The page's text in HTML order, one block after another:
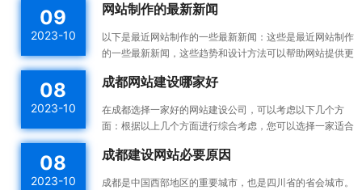
你的...
09
2023-10
网站制作的最新新闻
以下是最近网站制作的一些最新新闻：这些是最近网站制作
的一些最新新闻，这些趋势和设计方法可以帮助网站提供更
计：...
08
2023-10
成都网站建设哪家好
在成都选择一家好的网站建设公司，可以考虑以下几个方
面：根据以上几个方面进行综合考虑，您可以选择一家适合
公司进...
08
2023-10
成都建设网站必要原因
成都是中国西部地区的重要城市，也是四川省的省会城市。